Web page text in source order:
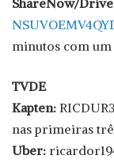
ShareNow/
minutos com
TVDE
Kapten:
nas primeiras
Uber: